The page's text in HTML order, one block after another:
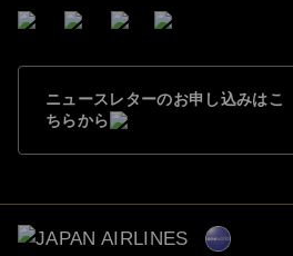
ニュースレターのお申し込みはこ
ちらから